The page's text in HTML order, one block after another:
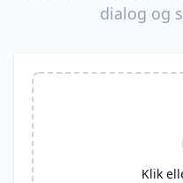
dialog og
Klik